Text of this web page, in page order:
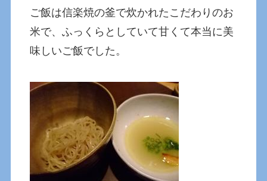
ご飯は信楽焼の釜で炊かれたこだわりのお
米で、ふっくらとしていて甘くて本当に美
味しいご飯でした。